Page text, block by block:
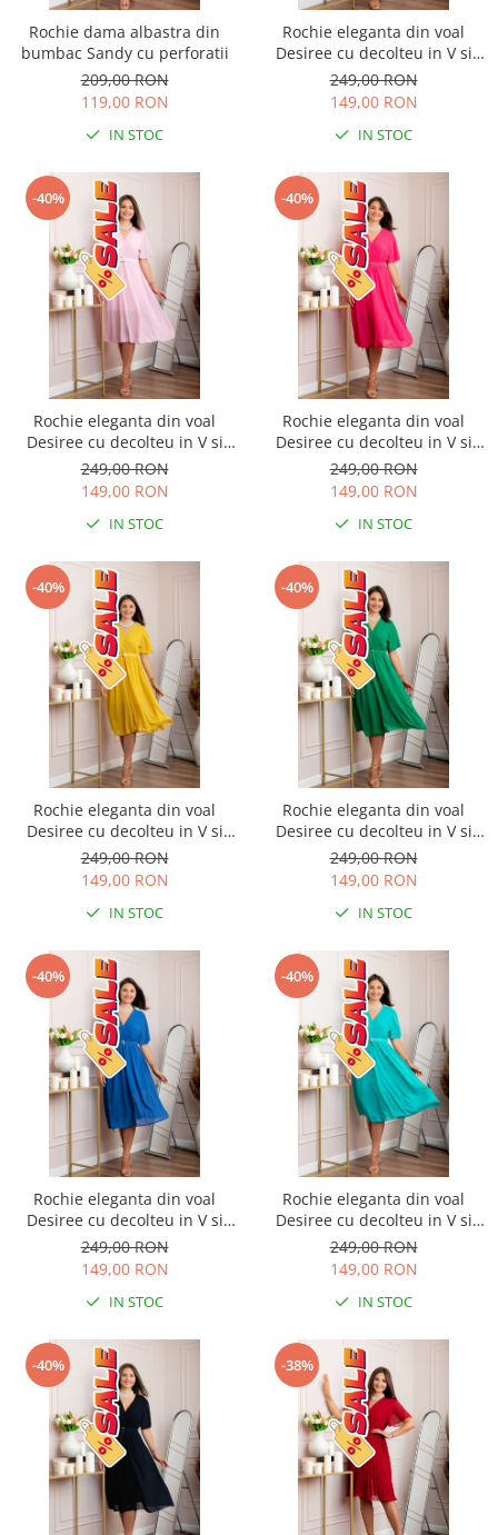
Rochie dama albastra din
bumbac Sandy cu perforatii
209,00 RON
119,00 RON
IN STOC
Rochie eleganta din voal
Desiree cu decolteu in V si
curea - Grena
249,00 RON
149,00 RON
IN STOC
-40%
Rochie eleganta din voal
Desiree cu decolteu in V si
curea - Roz pastel
249,00 RON
149,00 RON
IN STOC
-40%
Rochie eleganta din voal
Desiree cu decolteu in V si
curea - Ciclam
249,00 RON
149,00 RON
IN STOC
-40%
Rochie eleganta din voal
Desiree cu decolteu in V si
curea - Galben
249,00 RON
149,00 RON
IN STOC
-40%
Rochie eleganta din voal
Desiree cu decolteu in V si
curea - Verde smarald
249,00 RON
149,00 RON
IN STOC
-40%
Rochie eleganta din voal
Desiree cu decolteu in V si
curea - Albastru regal
249,00 RON
149,00 RON
IN STOC
-40%
Rochie eleganta din voal
Desiree cu decolteu in V si
curea - Turcoaz aqua
249,00 RON
149,00 RON
IN STOC
-40% -38%